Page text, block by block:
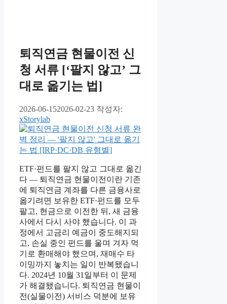
퇴직연금 현물이전 신
청 서류 [‘팔지 않고’ 그
대로 옮기는 법]
2026-06-152026-02-23 작성자:
xStorylab
ETF·펀드를 팔지 않고 그대로 옮긴
다 — 퇴직연금 현물이전이란 기존
에 퇴직연금 계좌를 다른 금융사로
옮기려면 보유한 ETF·펀드를 모두
팔고, 현금으로 이전한 뒤, 새 금융
사에서 다시 사야 했습니다. 이 과
정에서 고금리 예금이 중도해지되
고, 손실 중인 펀드를 울며 겨자 먹
기로 환매해야 했으며, 재매수 타
이밍까지 놓치는 일이 반복됐습니
다. 2024년 10월 31일부터 이 문제
가 해결됐습니다. 퇴직연금 현물이
전(실물이전) 서비스 덕분에 보유